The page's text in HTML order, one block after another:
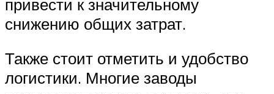
привести к значительному
снижению общих затрат.
Также стоит отметить и удобство
логистики. Многие заводы